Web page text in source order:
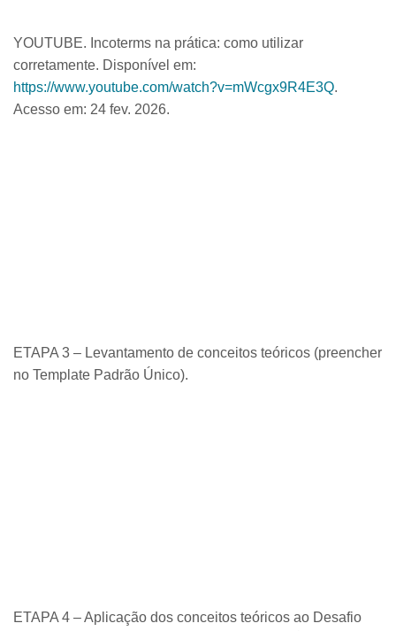
YOUTUBE. Incoterms na prática: como utilizar
corretamente. Disponível em:
https://www.youtube.com/watch?v=mWcgx9R4E3Q.
Acesso em: 24 fev. 2026.
ETAPA 3 – Levantamento de conceitos teóricos (preencher
no Template Padrão Único).
ETAPA 4 – Aplicação dos conceitos teóricos ao Desafio